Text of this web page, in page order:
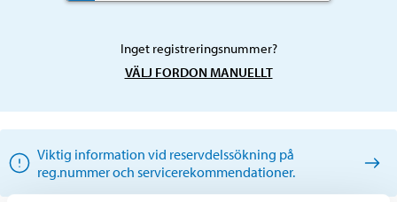
Inget registreringsnummer?
VÄLJ FORDON MANUELLT
Viktig information vid reservdelssökning på
reg.nummer och servicerekommendationer.